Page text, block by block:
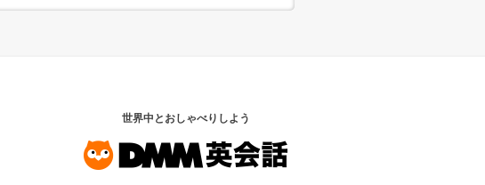
世界中とおしゃべりしよう